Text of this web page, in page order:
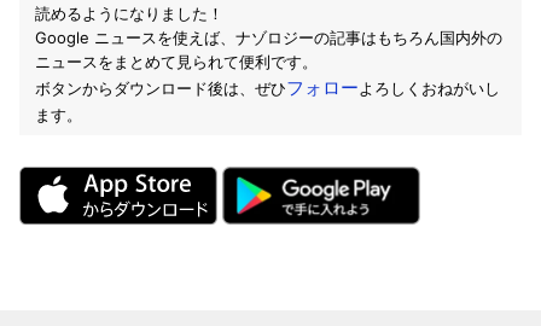
読めるようになりました！
Google ニュースを使えば、ナゾロジーの記事はもちろん国内外の
ニュースをまとめて見られて便利です。
ボタンからダウンロード後は、ぜひフォローよろしくおねがいし
ます。